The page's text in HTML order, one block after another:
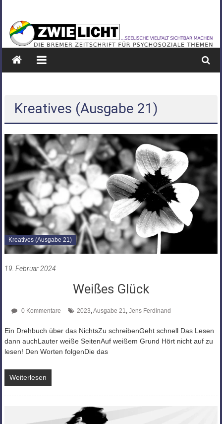
springen
ZWIELICHT
BREMEN
DIE
PSYCHOSOZIALE
THEMEN
Kreatives (Ausgabe 21)
Kreatives (Ausgabe 21)
19. Februar 2024
Weißes Glück
0 Kommentare 2023,Ausgabe 21, Jens Ferdinand
Ein Drehbuch über das NichtsZu schreibenGeht schnell Das Lesen
dann auchLauter weiße SeitenAuf weißem Grund Hört nicht auf zu
lesen! Den Worten folgenDie das
Weiterlesen